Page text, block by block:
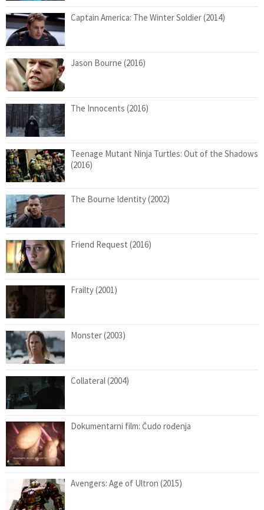
Captain America: The Winter Soldier (2014)
Jason Bourne (2016)
The Innocents (2016)
Teenage Mutant Ninja Turtles: Out of the Shadows
(2016)
The Bourne Identity (2002)
Friend Request (2016)
Frailty (2001)
Monster (2003)
Collateral (2004)
Dokumentarni film: Čudo rođenja
Avengers: Age of Ultron (2015)